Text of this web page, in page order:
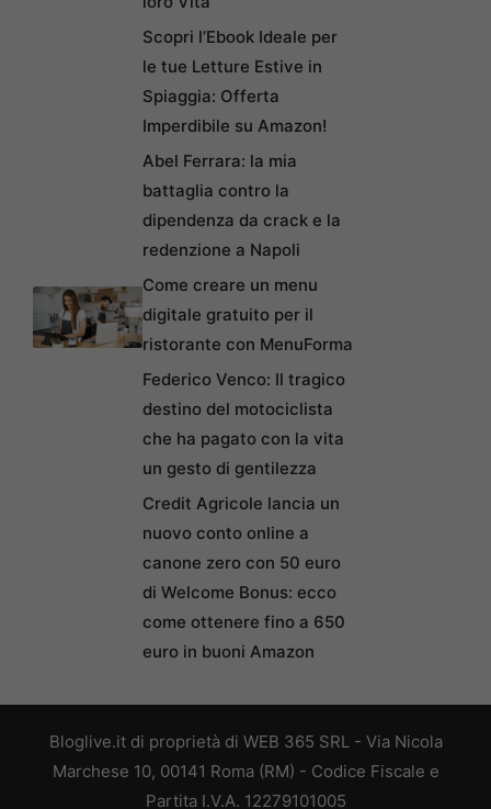
Scopri l’Ebook Ideale per
le tue Letture Estive in
Spiaggia: Offerta
Imperdibile su Amazon!
Abel Ferrara: la mia
battaglia contro la
dipendenza da crack e la
redenzione a Napoli
Come creare un menu
digitale gratuito per il
ristorante con MenuForma
Federico Venco: Il tragico
destino del motociclista
che ha pagato con la vita
un gesto di gentilezza
Credit Agricole lancia un
nuovo conto online a
canone zero con 50 euro
di Welcome Bonus: ecco
come ottenere fino a 650
euro in buoni Amazon
Bloglive.it di proprietà di WEB 365 SRL - Via Nicola
Marchese 10, 00141 Roma (RM) - Codice Fiscale e
Partita I.V.A. 12279101005